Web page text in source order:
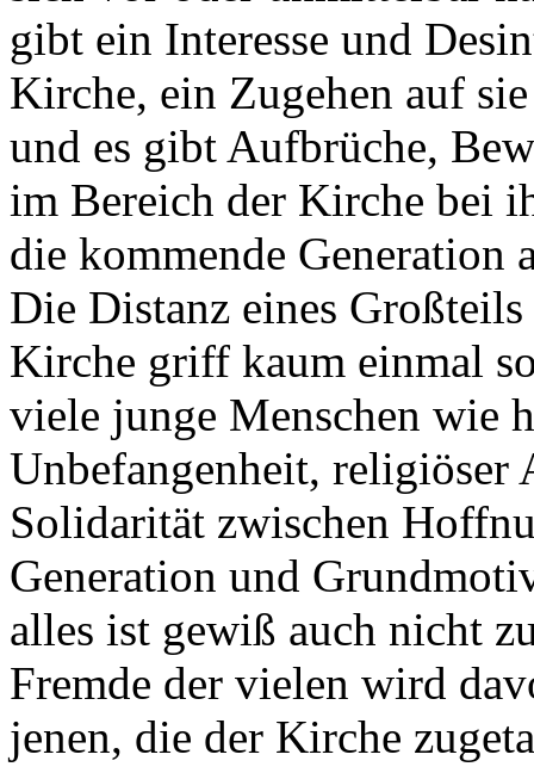
gibt ein Interesse und
Kirche, ein Zugehen auf
und es gibt Aufbrüche,
im Bereich der Kirche bei
die kommende Generation
Die Distanz eines
Kirche griff kaum einmal
viele junge Menschen wie
Unbefangenheit, religiöser
Solidarität zwischen
Generation und
alles ist gewiß auch nicht
Fremde der vielen wird
jenen, die der Kirche